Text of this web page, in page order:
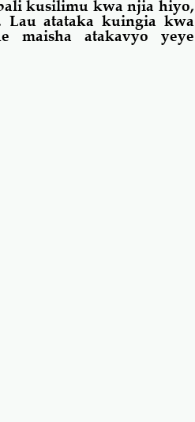
kusilimu kwa njia hiyo,
Lau atataka kuingia kwa
maisha atakavyo yeye